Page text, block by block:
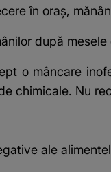
în oraș,
după mesele
o mâncare
chimicale. Nu
ale